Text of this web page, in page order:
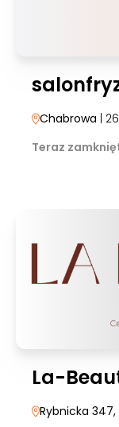
Chabrowa |
Teraz
La-
Rybnicka 347,